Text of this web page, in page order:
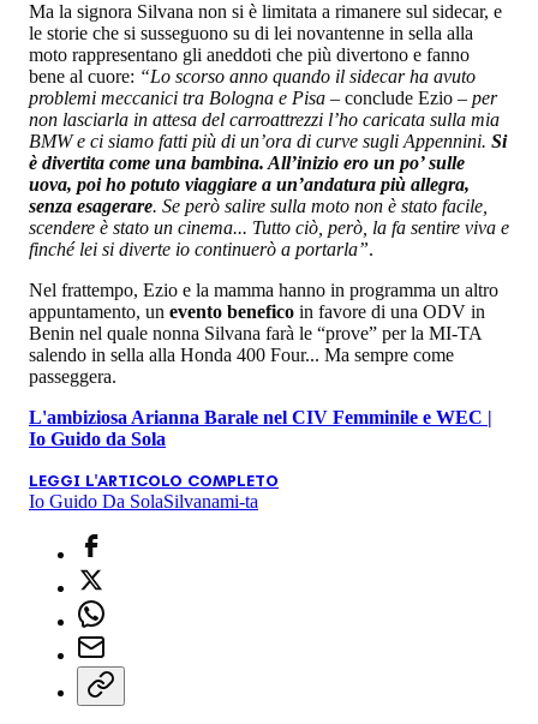
Ma la signora Silvana non si è limitata a rimanere sul sidecar, e
le storie che si susseguono su di lei novantenne in sella alla
moto rappresentano gli aneddoti che più divertono e fanno
bene al cuore: “Lo scorso anno quando il sidecar ha avuto
problemi meccanici tra Bologna e Pisa – conclude Ezio – per
non lasciarla in attesa del carroattrezzi l’ho caricata sulla mia
BMW e ci siamo fatti più di un’ora di curve sugli Appennini. Si
è divertita come una bambina. All’inizio ero un po’ sulle
uova, poi ho potuto viaggiare a un’andatura più allegra,
senza esagerare. Se però salire sulla moto non è stato facile,
scendere è stato un cinema... Tutto ciò, però, la fa sentire viva e
finché lei si diverte io continuerò a portarla”.
Nel frattempo, Ezio e la mamma hanno in programma un altro
appuntamento, un evento benefico in favore di una ODV in
Benin nel quale nonna Silvana farà le “prove” per la MI-TA
salendo in sella alla Honda 400 Four... Ma sempre come
passeggera.
L'ambiziosa Arianna Barale nel CIV Femminile e WEC |
Io Guido da Sola
LEGGI L'ARTICOLO COMPLETO
Io Guido Da SolaSilvanami-ta